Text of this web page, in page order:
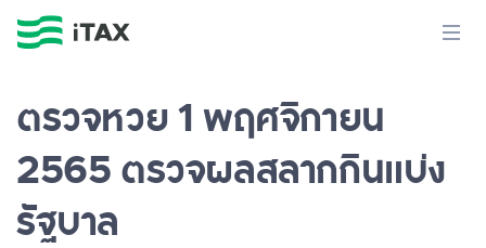
ตรวจหวย 1 พฤศจิกายน
2565 ตรวจผลสลากกินแบ่ง
รัฐบาล